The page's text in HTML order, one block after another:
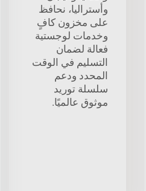
وأستراليا، نحافظ
على مخزون كافٍ
وخدمات لوجستية
فعالة لضمان
التسليم في الوقت
المحدد ودعم
سلسلة توريد
موثوق عالميًا.